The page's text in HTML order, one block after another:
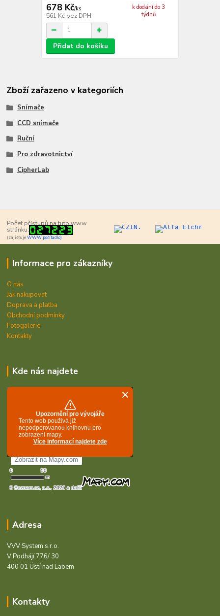
678 Kč/ks
561 Kč bez DPH
k dodání do 3
týdnů
Přidat do košíku
Zboží zařazeno v kategoriích
Snímače
CCD snímače
Ruční
Pro zdravotnictví
CipherLab
Počet přístupů na tuto www
stránku:
(zajišťujeWWW počítadlo)
Informace pro zákazníky
O nás
Jak nakupovat
Doprava a platba
Obchodní podmínky
Fotogalerie
Kontakty
Kde nás najdete
Adresa
VVV System s.r.o.
V Podhájí 776/ 30
400 01 Ústí nad Labem
Kontakty